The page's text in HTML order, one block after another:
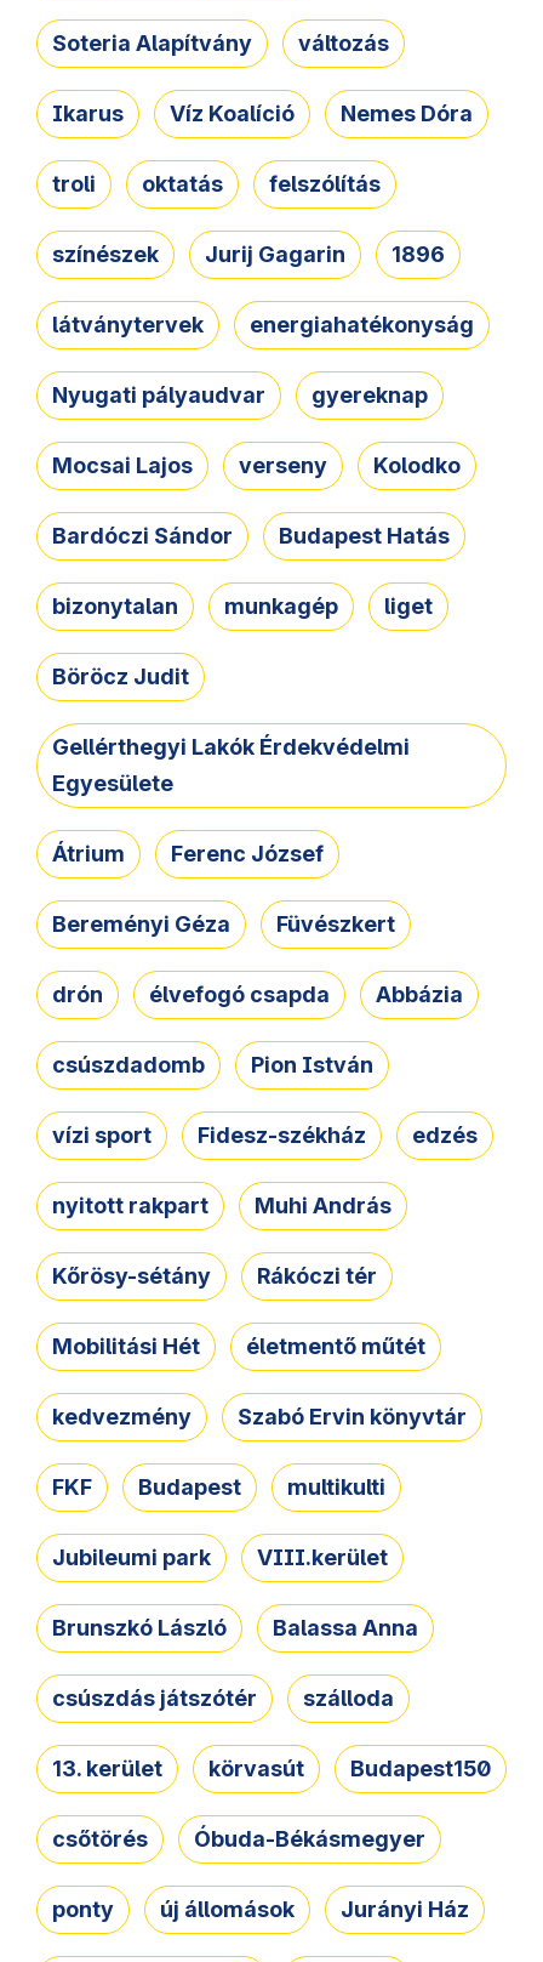
Soteria Alapítvány változás
Ikarus Víz Koalíció Nemes Dóra
troli oktatás felszólítás
színészek Jurij Gagarin 1896
látványtervek energiahatékonyság
Nyugati pályaudvar gyereknap
Mocsai Lajos verseny Kolodko
Bardóczi Sándor Budapest Hatás
bizonytalan munkagép liget
Böröcz Judit
Gellérthegyi Lakók Érdekvédelmi
Egyesülete
Átrium Ferenc József
Bereményi Géza Füvészkert
drón élvefogó csapda Abbázia
csúszdadomb Pion István
vízi sport Fidesz-székház edzés
nyitott rakpart Muhi András
Kőrösy-sétány Rákóczi tér
Mobilitási Hét életmentő műtét
kedvezmény Szabó Ervin könyvtár
FKF Budapest multikulti
Jubileumi park VIII.kerület
Brunszkó László Balassa Anna
csúszdás játszótér szálloda
13. kerület körvasút Budapest150
csőtörés Óbuda-Békásmegyer
ponty új állomások Jurányi Ház